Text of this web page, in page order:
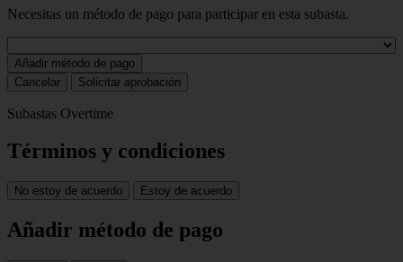
Necesitas un método de pago para participar en esta subasta.
Añadir método de pago
Cancelar
Solicitar aprobación
Subastas Overtime
Términos y condiciones
No estoy de acuerdo Estoy de acuerdo
Añadir método de pago